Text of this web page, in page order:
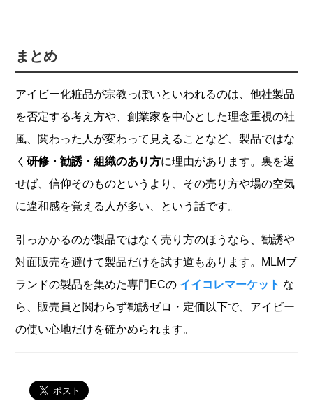
まとめ
アイビー化粧品が宗教っぽいといわれるのは、他社製品
を否定する考え方や、創業家を中心とした理念重視の社
風、関わった人が変わって見えることなど、製品ではな
く研修・勧誘・組織のあり方に理由があります。裏を返
せば、信仰そのものというより、その売り方や場の空気
に違和感を覚える人が多い、という話です。
引っかかるのが製品ではなく売り方のほうなら、勧誘や
対面販売を避けて製品だけを試す道もあります。MLMブ
ランドの製品を集めた専門ECの イイコレマーケット な
ら、販売員と関わらず勧誘ゼロ・定価以下で、アイビー
の使い心地だけを確かめられます。